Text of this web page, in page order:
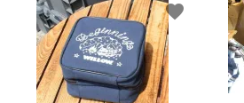
favorite